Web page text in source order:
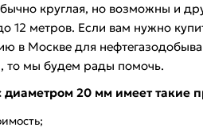
круглая, но возможны и
12 метров. Если вам нужно
в Москве для
то мы будем рады помочь.
диаметром 20 мм имеет такие